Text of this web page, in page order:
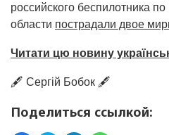
российского беспилотника
области пострадали двое
Читати цю новину
🖋️ Сергій Бобок 🖋️
Поделиться ссылкой: